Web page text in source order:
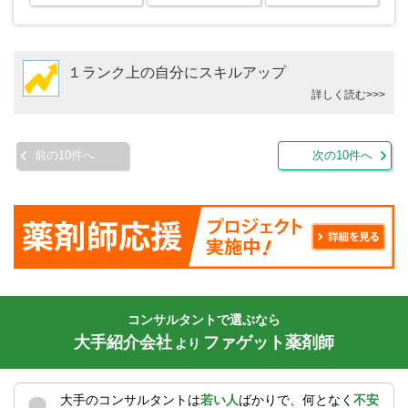
１ランク上の自分にスキルアップ
詳しく読む>>>
前の10件へ 次の10件へ
コンサルタントで選ぶなら
大手紹介会社 より ファゲット薬剤師
大手のコンサルタントは若い人ばかりで、何となく 不安